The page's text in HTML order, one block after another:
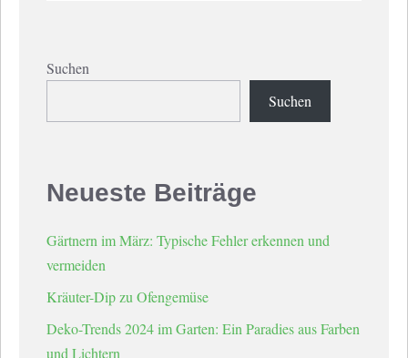
Suchen
Suchen
Neueste Beiträge
Gärtnern im März: Typische Fehler erkennen und
vermeiden
Kräuter-Dip zu Ofengemüse
Deko-Trends 2024 im Garten: Ein Paradies aus Farben
und Lichtern